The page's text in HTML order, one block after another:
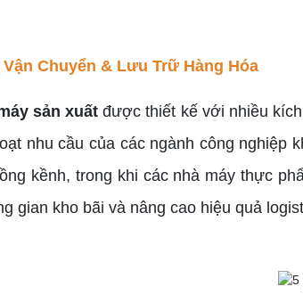
Chuyển & Lưu Trữ Hàng Hóa
sản xuất được thiết kế với nhiều
nhu cầu của các ngành công nghiệp
kềnh, trong khi các nhà máy thực
gian kho bãi và nâng cao hiệu quả